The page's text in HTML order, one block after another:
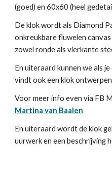
(goed) en 60x60 (heel
De klok wordt als Diamond
onkreukbare fluwelen
zowel ronde als vierkante
En uiteraard kunnen we als
vindt ook een klok
Voor meer info even via FB
Martina van Baalen
En uiteraard wordt de klok
uurwerk en een beschrijving